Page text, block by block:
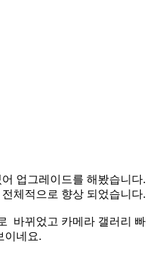
업그레이드를 해봤습니다.
체적으로 향상 되었습니다.
바뀌었고 카메라 갤러리 빠
이네요.